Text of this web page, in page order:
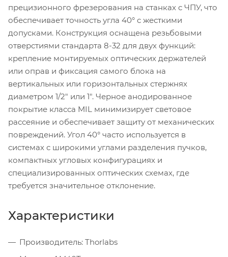
прецизионного фрезерования на станках с ЧПУ, что
обеспечивает точность угла 40° с жесткими
допусками. Конструкция оснащена резьбовыми
отверстиями стандарта 8-32 для двух функций:
крепление монтируемых оптических держателей
или оправ и фиксация самого блока на
вертикальных или горизонтальных стержнях
диаметром 1/2" или 1". Черное анодированное
покрытие класса MIL минимизирует световое
рассеяние и обеспечивает защиту от механических
повреждений. Угол 40° часто используется в
системах с широкими углами разделения пучков,
компактных угловых конфигурациях и
специализированных оптических схемах, где
требуется значительное отклонение.
Характеристики
Производитель: Thorlabs